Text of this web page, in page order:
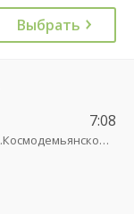
Выбрать
7:08
Памятник А.Космодемьянскому(Балтийское шоссе) трасса